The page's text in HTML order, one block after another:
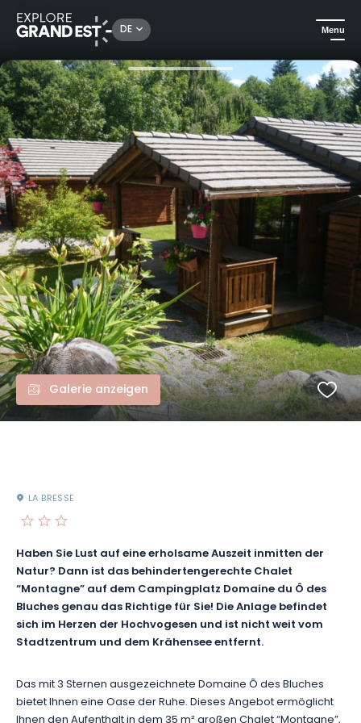
DE Menu
Sehenswertes in der Region Grand Est Camping und Unterkünfte in freier Natur
Galerie anzeigen
LA BRESSE
Haben Sie Lust auf eine erholsame Auszeit inmitten der
Natur? Dann ist das behindertengerechte Chalet
“Montagne” auf dem Campingplatz Domaine du Ô des
Bluches genau das Richtige für Sie! Die Anlage befindet
sich im Herzen der Hochvogesen und ist nicht weit vom
Stadtzentrum und dem Krähensee entfernt.
Das mit 3 Sternen ausgezeichnete Domaine Ô des Bluches
bietet Ihnen eine Oase der Ruhe.Dieses Angebot ermöglicht